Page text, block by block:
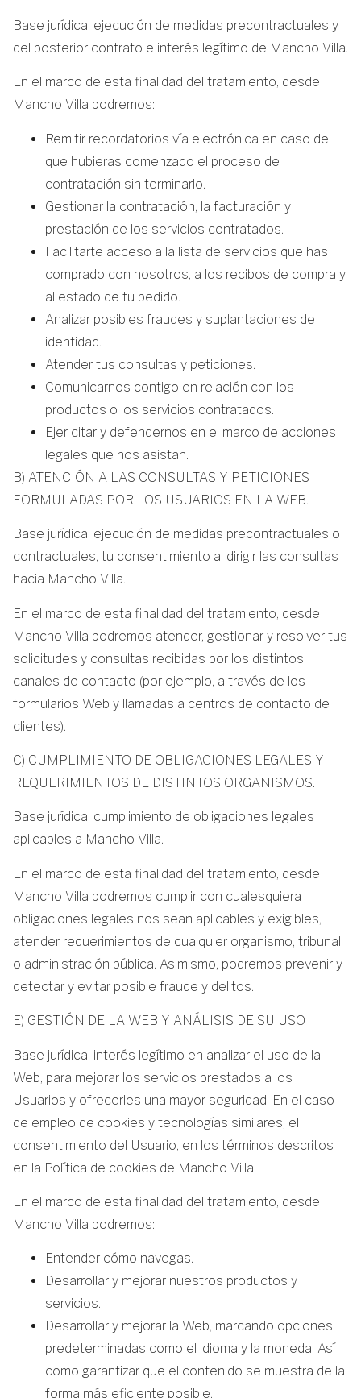
Base jurídica: ejecución de medidas precontractuales y
del posterior contrato e interés legítimo de Mancho Villa.
En el marco de esta finalidad del tratamiento, desde
Mancho Villa podremos:
Remitir recordatorios vía electrónica en caso de
que hubieras comenzado el proceso de
contratación sin terminarlo.
Gestionar la contratación, la facturación y
prestación de los servicios contratados.
Facilitarte acceso a la lista de servicios que has
comprado con nosotros, a los recibos de compra y
al estado de tu pedido.
Analizar posibles fraudes y suplantaciones de
identidad.
Atender tus consultas y peticiones.
Comunicarnos contigo en relación con los
productos o los servicios contratados.
Ejer citar y defendernos en el marco de acciones
legales que nos asistan.
B) ATENCIÓN A LAS CONSULTAS Y PETICIONES
FORMULADAS POR LOS USUARIOS EN LA WEB.
Base jurídica: ejecución de medidas precontractuales o
contractuales, tu consentimiento al dirigir las consultas
hacia Mancho Villa.
En el marco de esta finalidad del tratamiento, desde
Mancho Villa podremos atender, gestionar y resolver tus
solicitudes y consultas recibidas por los distintos
canales de contacto (por ejemplo, a través de los
formularios Web y llamadas a centros de contacto de
clientes).
C) CUMPLIMIENTO DE OBLIGACIONES LEGALES Y
REQUERIMIENTOS DE DISTINTOS ORGANISMOS.
Base jurídica: cumplimiento de obligaciones legales
aplicables a Mancho Villa.
En el marco de esta finalidad del tratamiento, desde
Mancho Villa podremos cumplir con cualesquiera
obligaciones legales nos sean aplicables y exigibles,
atender requerimientos de cualquier organismo, tribunal
o administración pública. Asimismo, podremos prevenir y
detectar y evitar posible fraude y delitos.
E) GESTIÓN DE LA WEB Y ANÁLISIS DE SU USO
Base jurídica: interés legítimo en analizar el uso de la
Web, para mejorar los servicios prestados a los
Usuarios y ofrecerles una mayor seguridad. En el caso
de empleo de cookies y tecnologías similares, el
consentimiento del Usuario, en los términos descritos
en la Política de cookies de Mancho Villa.
En el marco de esta finalidad del tratamiento, desde
Mancho Villa podremos:
Entender cómo navegas.
Desarrollar y mejorar nuestros productos y
servicios.
Desarrollar y mejorar la Web, marcando opciones
predeterminadas como el idioma y la moneda. Así
como garantizar que el contenido se muestra de la
forma más eficiente posible.